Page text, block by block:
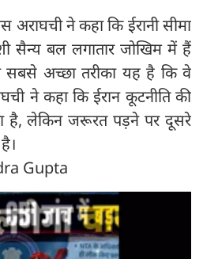
अराघची ने कहा कि ईरानी सीमा
सैन्य बल लगातार जोखिम में हैं
अच्छा तरीका यह है कि वे
ने कहा कि ईरान कूटनीति की
है, लेकिन जरूरत पड़ने पर दूसरे
Gupta